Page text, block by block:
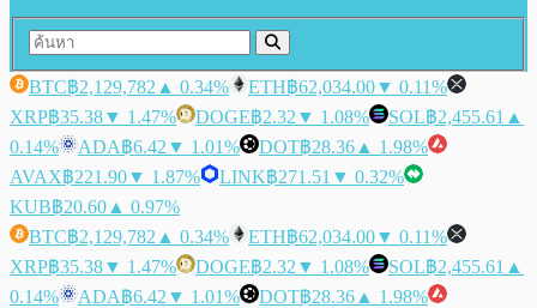
BTC฿2,129,782 ▲ 0.34% ETH฿62,034.00▼ 0.11%
XRP฿35.38▼ 1.47% DOGE฿2.32 ▼ 1.08% SOL฿2,455.61 ▲
0.14%
ADA฿6.42 ▼ 1.01% DOT฿28.36 ▲ 1.98%
AVAX฿221.90▼ 1.87% LINK฿271.51 ▼ 0.32%
KUB฿20.60 ▲ 0.97%
BTC฿2,129,782 ▲ 0.34% ETH฿62,034.00▼ 0.11%
XRP฿35.38▼ 1.47% DOGE฿2.32 ▼ 1.08% SOL฿2,455.61 ▲
0.14%
ADA฿6.42 ▼ 1.01% DOT฿28.36 ▲ 1.98%